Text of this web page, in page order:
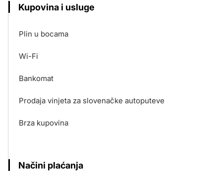
Kupovina i usluge
Plin u bocama
Wi-Fi
Bankomat
Prodaja vinjeta za slovenačke autoputeve
Brza kupovina
Načini plaćanja